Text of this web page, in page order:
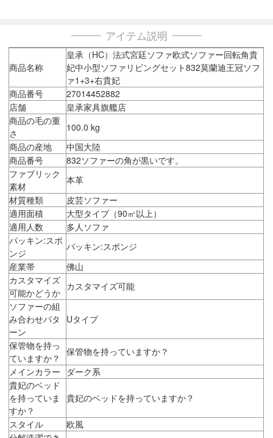
アイテム説明
商品名称
皇承（HC）法式宮廷ソファ欧式ソファー回転角貴
妃中小型ソファリビングセット832莫蘭迪王冠ソフ
ァ1+3+右貴妃
商品番号
27014452882
店舗
皇承家具旗艦店
商品の毛の重
さ
100.0 kg
商品の産地
中国大陸
商品番号
832ソファーの角が黒いです。
ファブリック
素材
本革
材質種類
皮芸ソファー
適用面積
大型タイプ（90㎡以上）
適用人数
多人ソファ
パッキン:スポ
ンジ
パッキン:スポンジ
産業帯
佛山
カスタマイズ
可能かどうか
カスタマイズ可能
ソファーの組
み合わせパタ
ーン
Uタイプ
保管物を持っ
ていますか？
保管物を持っていますか？
メインカラー
ダーク系
貴妃のベッド
を持っていま
すか？
貴妃のベッドを持っていますか？
スタイル
欧風